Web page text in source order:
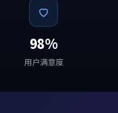
98%
用户满意度